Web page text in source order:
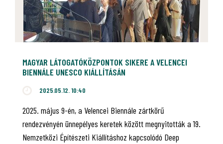
MAGYAR LÁTOGATÓKÖZPONTOK SIKERE A VELENCEI
BIENNÁLE UNESCO KIÁLLÍTÁSÁN
2025.05.12. 10:40
2025. május 9-én, a Velencei Biennále zártkörű
rendezvényén ünnepélyes keretek között megnyitották a 19.
Nemzetközi Építészeti Kiállításhoz kapcsolódó Deep